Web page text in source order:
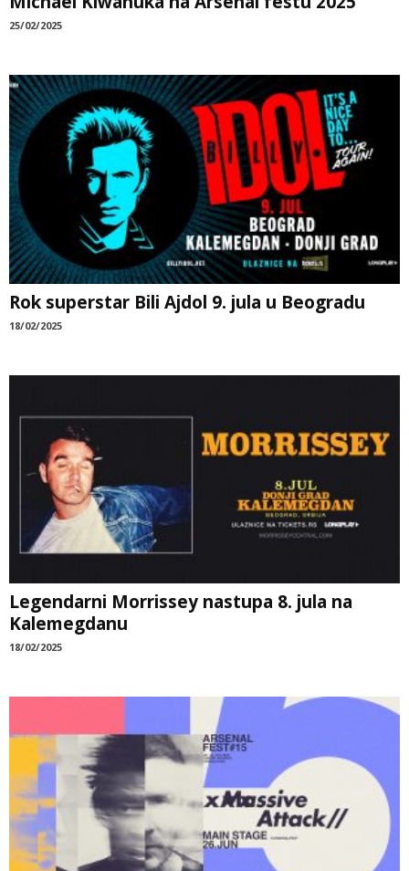
25/02/2025
Rok superstar Bili Ajdol 9. jula u Beogradu
18/02/2025
Legendarni Morrissey nastupa 8. jula na
Kalemegdanu
18/02/2025